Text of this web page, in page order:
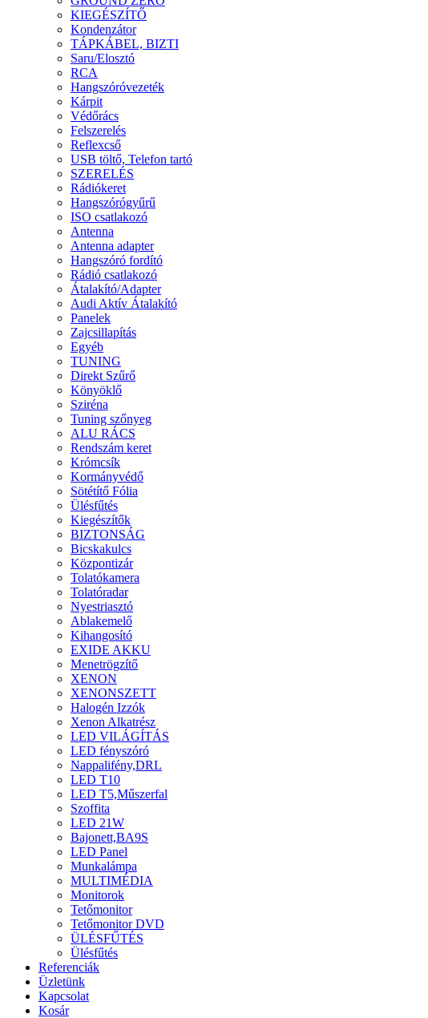
KIEGÉSZÍTŐ
Kondenzátor
TÁPKÁBEL, BIZTI
Saru/Elosztó
RCA
Hangszóróvezeték
Kárpit
Védőrács
Felszerelés
Reflexcső
USB töltő, Telefon tartó
SZERELÉS
Rádiókeret
Hangszórógyűrű
ISO csatlakozó
Antenna
Antenna adapter
Hangszóró fordító
Rádió csatlakozó
Átalakító/Adapter
Audi Aktív Átalakító
Panelek
Zajcsillapítás
Egyéb
TUNING
Direkt Szűrő
Könyöklő
Sziréna
Tuning szőnyeg
ALU RÁCS
Rendszám keret
Krómcsík
Kormányvédő
Sötétítő Fólia
Ülésfűtés
Kiegészítők
BIZTONSÁG
Bicskakulcs
Központizár
Tolatókamera
Tolatóradar
Nyestriasztó
Ablakemelő
Kihangosító
EXIDE AKKU
Menetrögzítő
XENON
XENONSZETT
Halogén Izzók
Xenon Alkatrész
LED VILÁGÍTÁS
LED fényszóró
Nappalifény,DRL
LED T10
LED T5,Műszerfal
Szoffita
LED 21W
Bajonett,BA9S
LED Panel
Munkalámpa
MULTIMÉDIA
Monitorok
Tetőmonitor
Tetőmonitor DVD
ÜLÉSFŰTÉS
Ülésfűtés
Referenciák
Üzletünk
Kapcsolat
Kosár